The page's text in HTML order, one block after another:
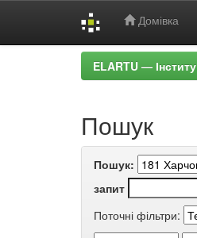
Домівка
ELARTU —
Пошук
Пошук:
запит
Поточні фільтри: